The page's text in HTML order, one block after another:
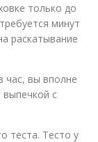
только до
минут
раскатывание
час, вы вполне
выпечкой с
теста. Тесто у